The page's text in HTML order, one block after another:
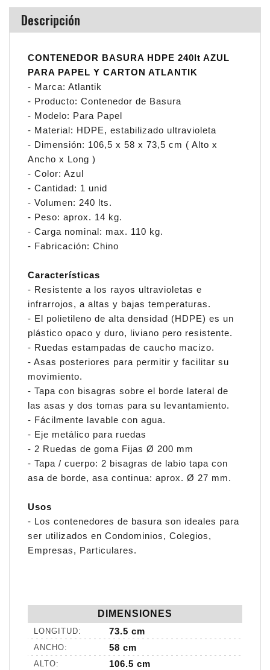
Descripción
CONTENEDOR BASURA HDPE 240lt AZUL
PARA PAPEL Y CARTON ATLANTIK
- Marca: Atlantik
- Producto: Contenedor de Basura
- Modelo: Para Papel
- Material: HDPE, estabilizado ultravioleta
- Dimensión: 106,5 x 58 x 73,5 cm ( Alto x
Ancho x Long )
- Color: Azul
- Cantidad: 1 unid
- Volumen: 240 lts.
- Peso: aprox. 14 kg.
- Carga nominal: max. 110 kg.
- Fabricación: Chino
Características
- Resistente a los rayos ultravioletas e
infrarrojos, a altas y bajas temperaturas.
- El polietileno de alta densidad (HDPE) es un
plástico opaco y duro, liviano pero resistente.
- Ruedas estampadas de caucho macizo.
- Asas posteriores para permitir y facilitar su
movimiento.
- Tapa con bisagras sobre el borde lateral de
las asas y dos tomas para su levantamiento.
- Fácilmente lavable con agua.
- Eje metálico para ruedas
- 2 Ruedas de goma Fijas Ø 200 mm
- Tapa / cuerpo: 2 bisagras de labio tapa con
asa de borde, asa continua: aprox. Ø 27 mm.
Usos
- Los contenedores de basura son ideales para
ser utilizados en Condominios, Colegios,
Empresas, Particulares.
DIMENSIONES
LONGITUD: 73.5 cm
ANCHO: 58 cm
ALTO: 106.5 cm